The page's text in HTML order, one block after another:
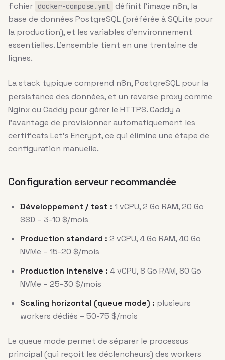
fichier docker-compose.yml définit l’image n8n, la
base de données PostgreSQL (préférée à SQLite pour
la production), et les variables d’environnement
essentielles. L’ensemble tient en une trentaine de
lignes.
La stack typique comprend n8n, PostgreSQL pour la
persistance des données, et un reverse proxy comme
Nginx ou Caddy pour gérer le HTTPS. Caddy a
l’avantage de provisionner automatiquement les
certificats Let’s Encrypt, ce qui élimine une étape de
configuration manuelle.
Configuration serveur recommandée
Développement / test : 1 vCPU, 2 Go RAM, 20 Go
SSD – 3-10 $/mois
Production standard : 2 vCPU, 4 Go RAM, 40 Go
NVMe – 15-20 $/mois
Production intensive : 4 vCPU, 8 Go RAM, 80 Go
NVMe – 25-30 $/mois
Scaling horizontal (queue mode) : plusieurs
workers dédiés – 50-75 $/mois
Le queue mode permet de séparer le processus
principal (qui reçoit les déclencheurs) des workers